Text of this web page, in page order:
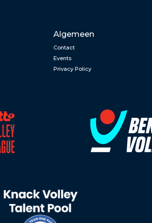
Algemeen
Contact
Events
Privacy Policy